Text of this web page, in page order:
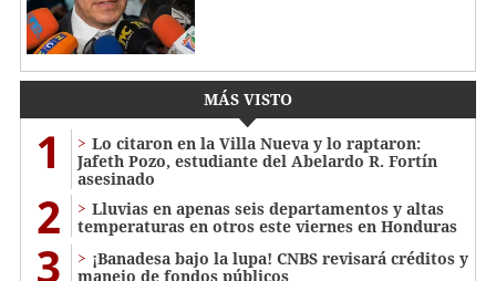
MÁS VISTO
1
Lo citaron en la Villa Nueva y lo raptaron:
Jafeth Pozo, estudiante del Abelardo R. Fortín
asesinado
2
Lluvias en apenas seis departamentos y altas
temperaturas en otros este viernes en Honduras
3
¡Banadesa bajo la lupa! CNBS revisará créditos y
manejo de fondos públicos